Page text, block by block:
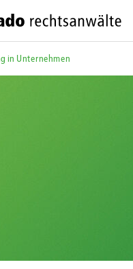
in Unternehmen